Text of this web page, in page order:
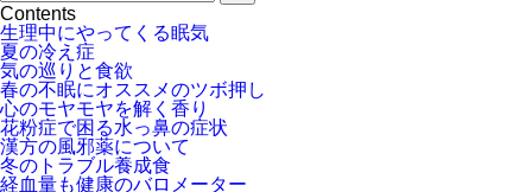
Contents
生理中にやってくる眠気
夏の冷え症
気の巡りと食欲
春の不眠にオススメのツボ押し
心のモヤモヤを解く香り
花粉症で困る水っ鼻の症状
漢方の風邪薬について
冬のトラブル養成食
経血量も健康のバロメーター